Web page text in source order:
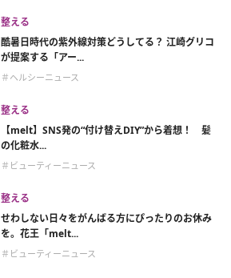
整える
酷暑日時代の紫外線対策どうしてる？ 江崎グリコ
が提案する「アー...
＃ヘルシーニュース
整える
【melt】SNS発の“付け替えDIY”から着想！ 髪
の化粧水...
＃ビューティーニュース
整える
せわしない日々をがんばる方にぴったりのお休み
を。花王「melt...
＃ビューティーニュース